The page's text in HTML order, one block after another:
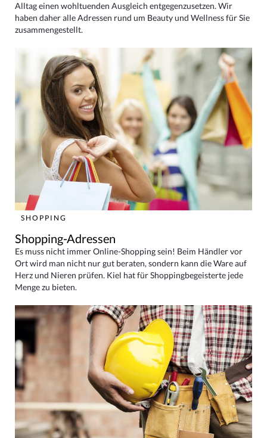
Alltag einen wohltuenden Ausgleich entgegenzusetzen. Wir
haben daher alle Adressen rund um Beauty und Wellness für Sie
zusammengestellt.
SHOPPING
Shopping-Adressen
Es muss nicht immer Online-Shopping sein! Beim Händler vor
Ort wird man nicht nur gut beraten, sondern kann die Ware auf
Herz und Nieren prüfen. Kiel hat für Shoppingbegeisterte jede
Menge zu bieten.